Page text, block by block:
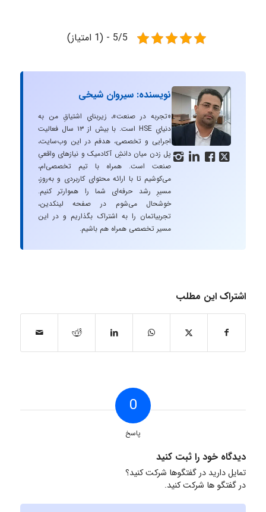
5/5 - (1 امتیاز)
   
نویسنده: سیروان شیخی
«تجربه در صنعت»، زیربنایِ اشتیاقِ من به
دنیایِ HSE است. با بیش از ۱۳ سال فعالیت
اجرایی و تخصصی، هدفم در این وب‌سایت،
پل زدن میان دانشِ آکادمیک و نیازهای واقعیِ
صنعت است. همراه با تیم تخصصی‌ام،
می‌کوشیم تا با ارائه محتوای کاربردی و به‌روز،
مسیرِ رشد حرفه‌ای شما را هموارتر کنیم.
خوشحال می‌شوم در صفحه لینکدین،
تجربیاتمان را به اشتراک بگذاریم و در این
مسیر تخصصی همراه هم باشیم.
اشتراک این مطلب
0
پاسخ
دیدگاه خود را ثبت کنید
تمایل دارید در گفتگوها شرکت کنید؟
در گفتگو ها شرکت کنید.